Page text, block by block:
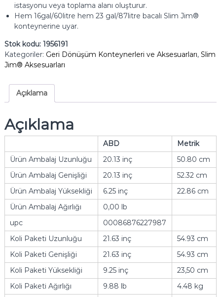
istasyonu veya toplama alanı oluşturur.
Hem 16gal/60litre hem 23 gal/87litre bacalı Slim Jim®
konteynerine uyar.
Stok kodu: 1956191
Kategoriler: Geri Dönüşüm Konteynerleri ve Aksesuarları, Slim
Jim® Aksesuarları
Açıklama
Açıklama
ABD
Metrik
Ürün Ambalaj Uzunluğu
20.13 inç
50.80 cm
Ürün Ambalaj Genişliği
20.13 inç
52.32 cm
Ürün Ambalaj Yüksekliği
6.25 inç
22.86 cm
Ürün Ambalaj Ağırlığı
0,00 lb
upc
00086876227987
Koli Paketi Uzunluğu
21.63 inç
54.93 cm
Koli Paketi Genişliği
21.63 inç
54.93 cm
Koli Paketi Yüksekliği
9.25 inç
23,50 cm
Koli Paketi Ağırlığı
9.88 lb
4.48 kg